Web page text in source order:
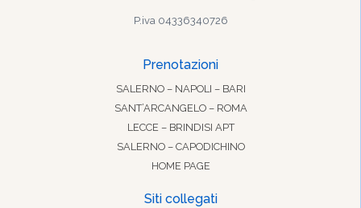
P.iva 04336340726
Prenotazioni
SALERNO – NAPOLI – BARI
SANT’ARCANGELO – ROMA
LECCE – BRINDISI APT
SALERNO – CAPODICHINO
HOME PAGE
Siti collegati